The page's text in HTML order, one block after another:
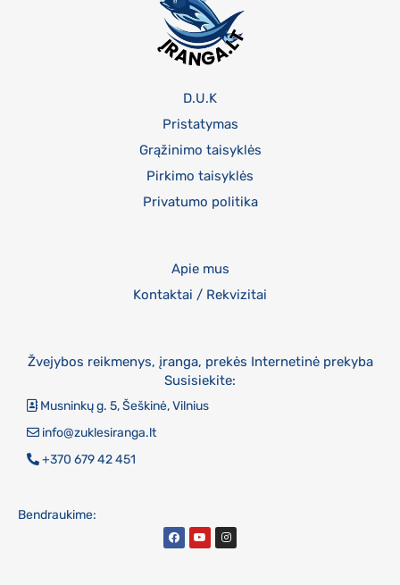
D.U.K
Pristatymas
Grąžinimo taisyklės
Pirkimo taisyklės
Privatumo politika
Apie mus
Kontaktai / Rekvizitai
Žvejybos reikmenys, įranga, prekės Internetinė prekyba
Susisiekite:
Musninkų g. 5, Šeškinė, Vilnius
info@zuklesiranga.lt
+370 679 42 451
Bendraukime: